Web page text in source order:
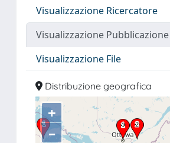
Visualizzazione Ricercatore
Visualizzazione Pubblicazione
Visualizzazione File
Distribuzione geografica
+
–